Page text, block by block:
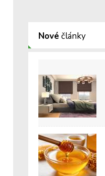
Nové články